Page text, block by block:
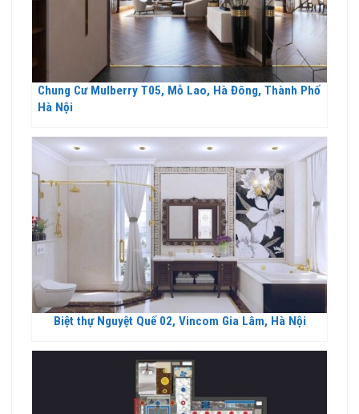
Chung Cư Mulberry T05, Mỗ Lao, Hà Đông, Thành Phố
Hà Nội
Biệt thự Nguyệt Quế 02, Vincom Gia Lâm, Hà Nội